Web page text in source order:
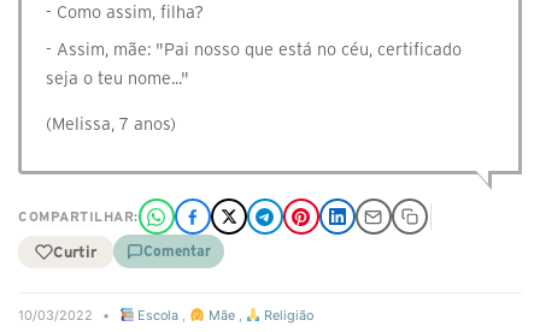
- Como assim, filha?
- Assim, mãe: "Pai nosso que está no céu, certificado
seja o teu nome..."
(Melissa, 7 anos)
COMPARTILHAR:
Curtir Comentar
10/03/2022 • Escola , Mãe, Religião